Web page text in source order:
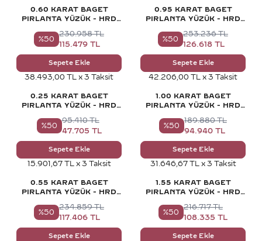
0.60 KARAT BAGET
PIRLANTA YÜZÜK - HRD
%50
230.958TL
115.479 TL
Sepete Ekle
38.493,00 TL x 3 Taksit
0.95 KARAT BAGET
PIRLANTA YÜZÜK - HRD
%50
253.236TL
126.618 TL
Sepete Ekle
42.206,00 TL x 3 Taksit
0.25 KARAT BAGET
PIRLANTA YÜZÜK - HRD
%50
95.410TL
47.705 TL
Sepete Ekle
15.901,67 TL x 3 Taksit
1.00 KARAT BAGET
PIRLANTA YÜZÜK - HRD
%50
189.880TL
94.940 TL
Sepete Ekle
31.646,67 TL x 3 Taksit
0.55 KARAT BAGET
PIRLANTA YÜZÜK - HRD
%50
234.859TL
117.406 TL
Sepete Ekle
1.55 KARAT BAGET
PIRLANTA YÜZÜK - HRD
%50
216.717TL
108.335 TL
Sepete Ekle